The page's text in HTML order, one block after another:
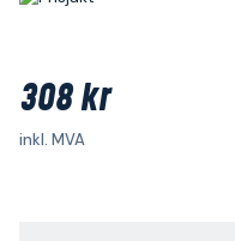
308 kr
inkl. MVA